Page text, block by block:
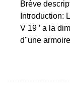
Brève
Introduction:
V 19 ′ a la
d''une